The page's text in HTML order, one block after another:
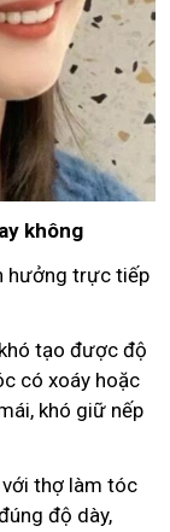
không
hưởng trực tiếp
tạo được độ
có xoáy hoặc
khó giữ nếp
với thợ làm tóc
độ dày,